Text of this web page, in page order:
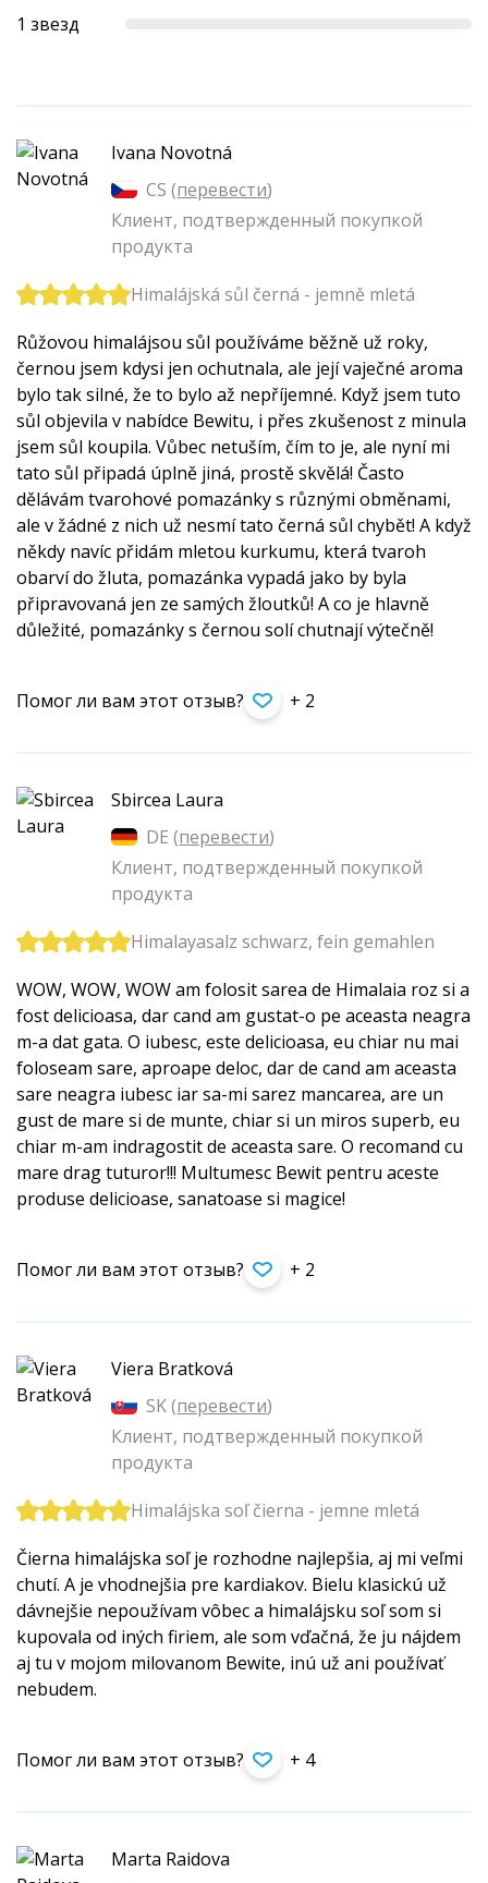
1 звезд
Ivana Novotná
CS (перевести)
Клиент, подтвержденный покупкой
продукта
Himalájská sůl černá - jemně mletá
Růžovou himalájsou sůl používáme běžně už roky,
černou jsem kdysi jen ochutnala, ale její vaječné aroma
bylo tak silné, že to bylo až nepříjemné. Když jsem tuto
sůl objevila v nabídce Bewitu, i přes zkušenost z minula
jsem sůl koupila. Vůbec netuším, čím to je, ale nyní mi
tato sůl připadá úplně jiná, prostě skvělá! Často
dělávám tvarohové pomazánky s různými obměnami,
ale v žádné z nich už nesmí tato černá sůl chybět! A když
někdy navíc přidám mletou kurkumu, která tvaroh
obarví do žluta, pomazánka vypadá jako by byla
připravovaná jen ze samých žloutků! A co je hlavně
důležité, pomazánky s černou solí chutnají výtečně!
Помог ли вам этот отзыв? + 2
Sbircea Laura
DE (перевести)
Клиент, подтвержденный покупкой
продукта
Himalayasalz schwarz, fein gemahlen
WOW, WOW, WOW am folosit sarea de Himalaia roz si a
fost delicioasa, dar cand am gustat-o pe aceasta neagra
m-a dat gata. O iubesc, este delicioasa, eu chiar nu mai
foloseam sare, aproape deloc, dar de cand am aceasta
sare neagra iubesc iar sa-mi sarez mancarea, are un
gust de mare si de munte, chiar si un miros superb, eu
chiar m-am indragostit de aceasta sare. O recomand cu
mare drag tuturor!!! Multumesc Bewit pentru aceste
produse delicioase, sanatoase si magice!
Помог ли вам этот отзыв? + 2
Viera Bratková
SK (перевести)
Клиент, подтвержденный покупкой
продукта
Himalájska soľ čierna - jemne mletá
Čierna himalájska soľ je rozhodne najlepšia, aj mi veľmi
chutí. A je vhodnejšia pre kardiakov. Bielu klasickú už
dávnejšie nepoužívam vôbec a himalájsku soľ som si
kupovala od iných firiem, ale som vďačná, že ju nájdem
aj tu v mojom milovanom Bewite, inú už ani používať
nebudem.
Помог ли вам этот отзыв? + 4
Marta Raidova